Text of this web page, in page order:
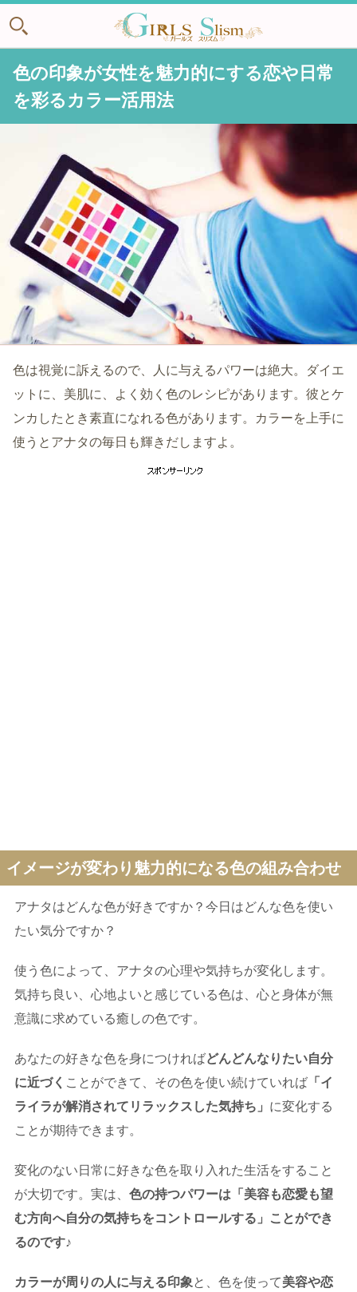
色の印象が女性を魅力的にする恋や日常
を彩るカラー活用法
色は視覚に訴えるので、人に与えるパワーは絶大。ダイエ
ットに、美肌に、よく効く色のレシピがあります。彼とケ
ンカしたとき素直になれる色があります。カラーを上手に
使うとアナタの毎日も輝きだしますよ。
イメージが変わり魅力的になる色の組み合わせ
アナタはどんな色が好きですか？今日はどんな色を使い
たい気分ですか？
使う色によって、アナタの心理や気持ちが変化します。
気持ち良い、心地よいと感じている色は、心と身体が無
意識に求めている癒しの色です。
あなたの好きな色を身につければどんどんなりたい自分
に近づく ことができて、その色を使い続けていれば 「イ
ライラが解消されてリラックスした気持ち」 に変化する
ことが期待できます。
変化のない日常に好きな色を取り入れた生活をすること
が大切です。実は、 色の持つパワーは「美容も恋愛も望
む方向へ自分の気持ちをコントロールする」ことができ
るのです♪
カラーが周りの人に与える印象と、色を使って美容や恋